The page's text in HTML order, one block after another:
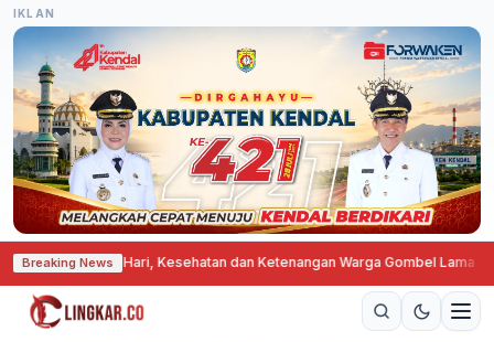
IKLAN
Breaking News
Hingga Dini Hari, Kesehatan dan Ketenangan Warga Gombel Lama